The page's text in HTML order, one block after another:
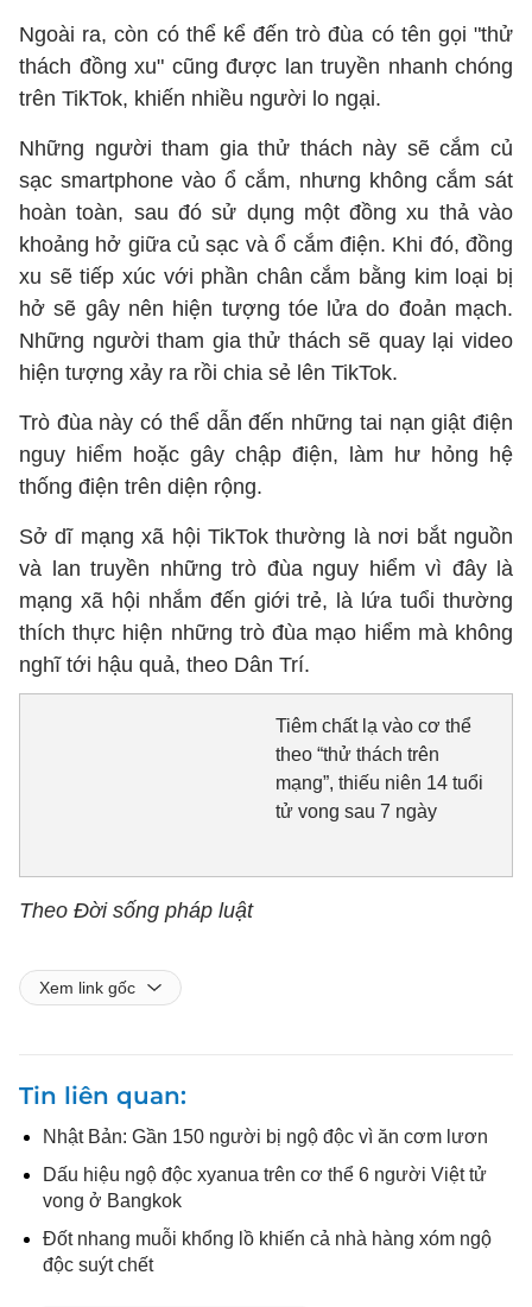
Ngoài ra, còn có thể kể đến trò đùa có tên gọi "thử
thách đồng xu" cũng được lan truyền nhanh chóng
trên TikTok, khiến nhiều người lo ngại.
Những người tham gia thử thách này sẽ cắm củ
sạc smartphone vào ổ cắm, nhưng không cắm sát
hoàn toàn, sau đó sử dụng một đồng xu thả vào
khoảng hở giữa củ sạc và ổ cắm điện. Khi đó, đồng
xu sẽ tiếp xúc với phần chân cắm bằng kim loại bị
hở sẽ gây nên hiện tượng tóe lửa do đoản mạch.
Những người tham gia thử thách sẽ quay lại video
hiện tượng xảy ra rồi chia sẻ lên TikTok.
Trò đùa này có thể dẫn đến những tai nạn giật điện
nguy hiểm hoặc gây chập điện, làm hư hỏng hệ
thống điện trên diện rộng.
Sở dĩ mạng xã hội TikTok thường là nơi bắt nguồn
và lan truyền những trò đùa nguy hiểm vì đây là
mạng xã hội nhắm đến giới trẻ, là lứa tuổi thường
thích thực hiện những trò đùa mạo hiểm mà không
nghĩ tới hậu quả, theo Dân Trí.
Tiêm chất lạ vào cơ thể
theo “thử thách trên
mạng”, thiếu niên 14 tuổi
tử vong sau 7 ngày
Theo Đời sống pháp luật
Xem link gốc
Tin liên quan
Nhật Bản: Gần 150 người bị ngộ độc vì ăn cơm lươn
Dấu hiệu ngộ độc xyanua trên cơ thể 6 người Việt tử
vong ở Bangkok
Đốt nhang muỗi khổng lồ khiến cả nhà hàng xóm ngộ
độc suýt chết